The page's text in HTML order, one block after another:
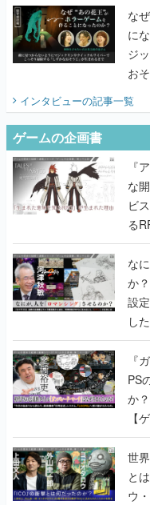
な
になった
ジ
お
インタビューの記事一覧
ゲームの企画書
『
な
ビ
る
書】
な
か
設
し
書】
『
PS
か
【
世
と
ウ